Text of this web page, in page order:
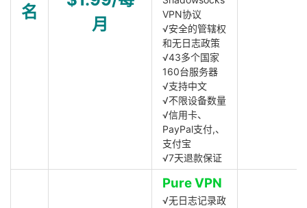
名
月
VPN协议
√安全的管辖权
和无日志政策
√43多个国家
160台服务器
√支持中文
√不限设备数量
√信用卡、
PayPal支付,、
支付宝
√7天退款保证
Pure VPN
√无日志记录政